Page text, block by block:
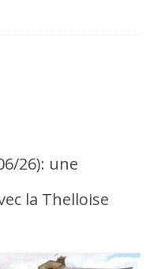
26): une
la Thelloise